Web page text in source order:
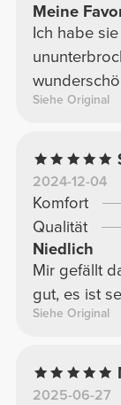
Meine
Ich habe
Siehe Original
2024-12-04
Komfort
Qualität
Niedlich
Mir gefällt
gut, es ist
Siehe Original
2025-06-27